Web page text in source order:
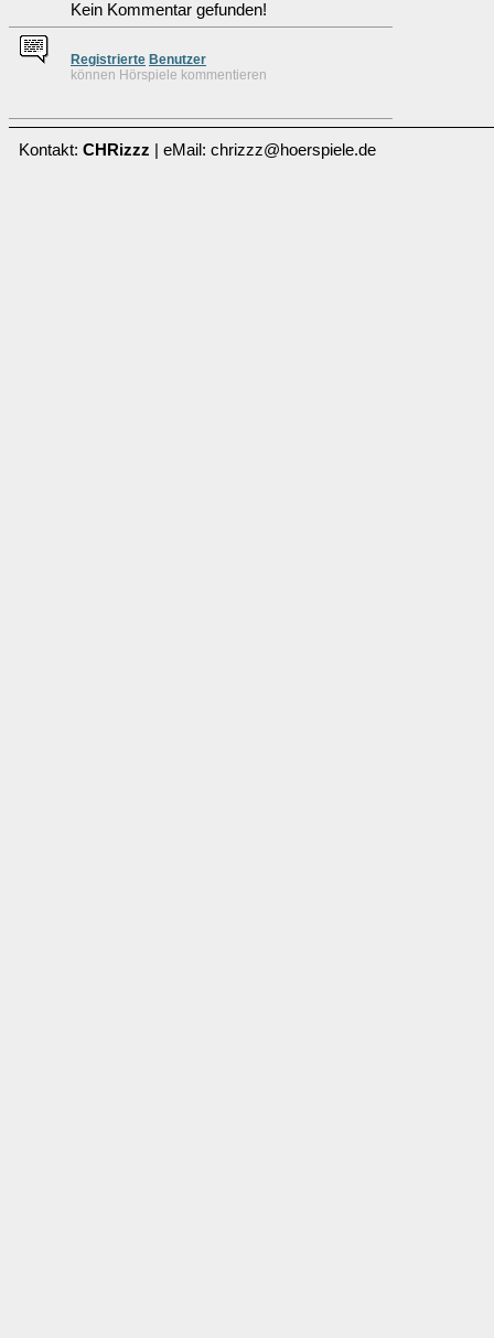
Kein Kommentar gefunden!
Registrierte Benutzer
können Hörspiele kommentieren
Kontakt: CHRizzz | eMail: chrizzz@hoerspiele.de